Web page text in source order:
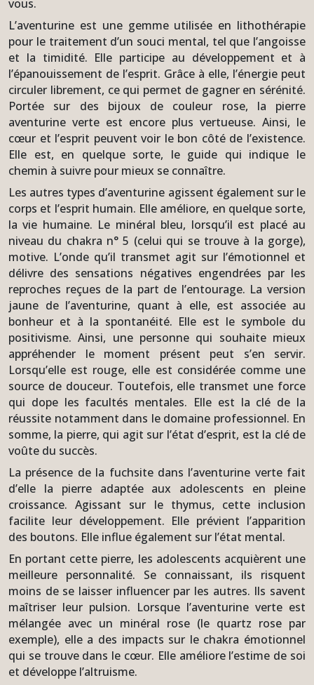
vous.
L’aventurine est une gemme utilisée en lithothérapie
pour le traitement d’un souci mental, tel que l’angoisse
et la timidité. Elle participe au développement et à
l’épanouissement de l’esprit. Grâce à elle, l’énergie peut
circuler librement, ce qui permet de gagner en sérénité.
Portée sur des bijoux de couleur rose, la pierre
aventurine verte est encore plus vertueuse. Ainsi, le
cœur et l’esprit peuvent voir le bon côté de l’existence.
Elle est, en quelque sorte, le guide qui indique le
chemin à suivre pour mieux se connaître.
Les autres types d’aventurine agissent également sur le
corps et l’esprit humain. Elle améliore, en quelque sorte,
la vie humaine. Le minéral bleu, lorsqu’il est placé au
niveau du chakra n° 5 (celui qui se trouve à la gorge),
motive. L’onde qu’il transmet agit sur l’émotionnel et
délivre des sensations négatives engendrées par les
reproches reçues de la part de l’entourage. La version
jaune de l’aventurine, quant à elle, est associée au
bonheur et à la spontanéité. Elle est le symbole du
positivisme. Ainsi, une personne qui souhaite mieux
appréhender le moment présent peut s’en servir.
Lorsqu’elle est rouge, elle est considérée comme une
source de douceur. Toutefois, elle transmet une force
qui dope les facultés mentales. Elle est la clé de la
réussite notamment dans le domaine professionnel. En
somme, la pierre, qui agit sur l’état d’esprit, est la clé de
voûte du succès.
La présence de la fuchsite dans l’aventurine verte fait
d’elle la pierre adaptée aux adolescents en pleine
croissance. Agissant sur le thymus, cette inclusion
facilite leur développement. Elle prévient l’apparition
des boutons. Elle influe également sur l’état mental.
En portant cette pierre, les adolescents acquièrent une
meilleure personnalité. Se connaissant, ils risquent
moins de se laisser influencer par les autres. Ils savent
maîtriser leur pulsion. Lorsque l’aventurine verte est
mélangée avec un minéral rose (le quartz rose par
exemple), elle a des impacts sur le chakra émotionnel
qui se trouve dans le cœur. Elle améliore l’estime de soi
et développe l’altruisme.